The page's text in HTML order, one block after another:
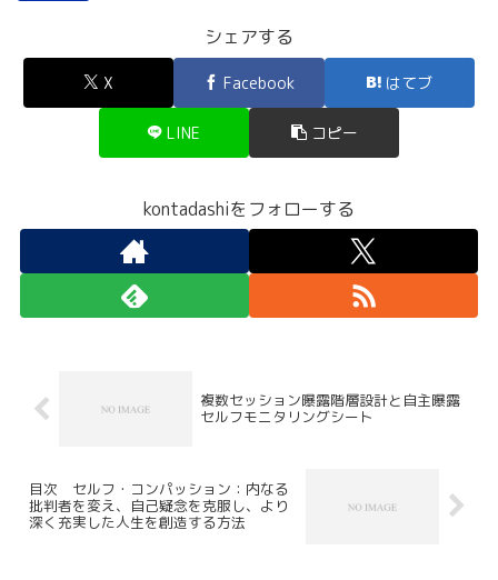
シェアする
X Facebook はてブ
LINE コピー
kontadashiをフォローする
複数セッション曝露階層設計と自主曝露
セルフモニタリングシート
目次 セルフ・コンパッション：内なる
批判者を変え、自己疑念を克服し、より
深く充実した人生を創造する方法